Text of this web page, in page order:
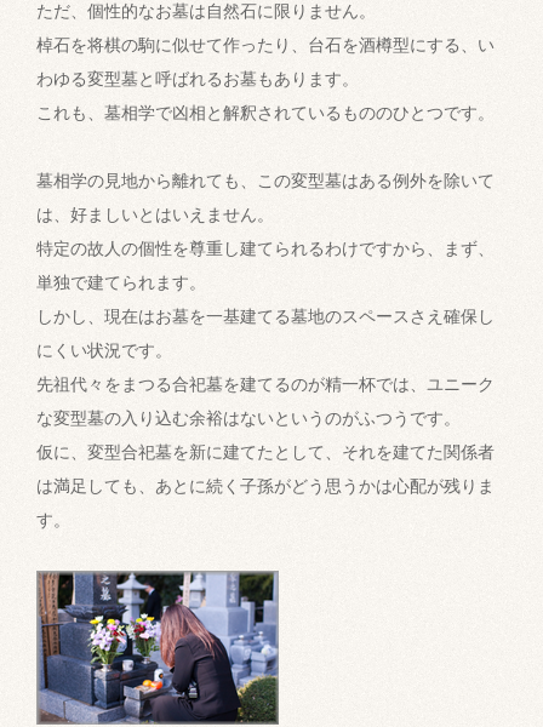
ただ、個性的なお墓は自然石に限りません。
棹石を将棋の駒に似せて作ったり、台石を酒樽型にする、い
わゆる変型墓と呼ばれるお墓もあります。
これも、墓相学で凶相と解釈されているもののひとつです。
墓相学の見地から離れても、この変型墓はある例外を除いて
は、好ましいとはいえません。
特定の故人の個性を尊重し建てられるわけですから、まず、
単独で建てられます。
しかし、現在はお墓を一基建てる墓地のスペースさえ確保し
にくい状況です。
先祖代々をまつる合祀墓を建てるのが精一杯では、ユニーク
な変型墓の入り込む余裕はないというのがふつうです。
仮に、変型合祀墓を新に建てたとして、それを建てた関係者
は満足しても、あとに続く子孫がどう思うかは心配が残りま
す。